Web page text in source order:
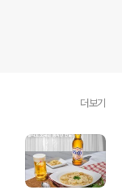
더보기